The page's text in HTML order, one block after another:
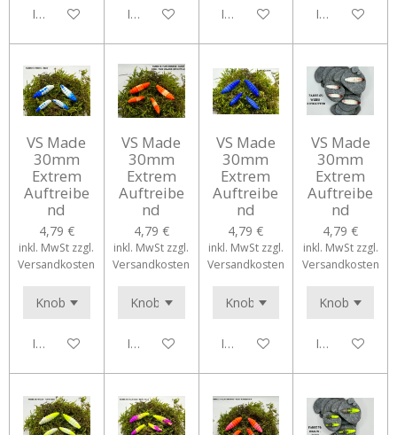
In den WarenkorbIn den WarenkorbIn den WarenkorbIn den
VS Made
30mm
Extrem
Auftreibe
nd
4,79 €
inkl. MwSt zzgl.
Versandkosten
In den Warenkorb
VS Made
30mm
Extrem
Auftreibe
nd
4,79 €
inkl. MwSt zzgl.
Versandkosten
In den Warenkorb
VS Made
30mm
Extrem
Auftreibe
nd
4,79 €
inkl. MwSt zzgl.
Versandkosten
In den Warenkorb
VS Made
30mm
Extrem
Auftreibe
nd
4,79 €
inkl. MwSt zzgl.
Versandkosten
In den